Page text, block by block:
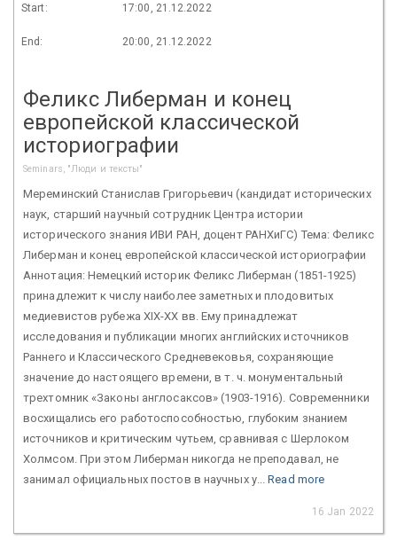
Start: 17:00, 21.12.2022
End: 20:00, 21.12.2022
Феликс Либерман и конец
европейской классической
историографии
Seminars, "Люди и тексты"
Мереминский Станислав Григорьевич (кандидат исторических
наук, старший научный сотрудник Центра истории
исторического знания ИВИ РАН, доцент РАНХиГС) Тема: Феликс
Либерман и конец европейской классической историографии
Аннотация: Немецкий историк Феликс Либерман (1851-1925)
принадлежит к числу наиболее заметных и плодовитых
медиевистов рубежа XIX-XX вв. Ему принадлежат
исследования и публикации многих английских источников
Раннего и Классического Средневековья, сохраняющие
значение до настоящего времени, в т. ч. монументальный
трехтомник «Законы англосаксов» (1903-1916). Современники
восхищались его работоспособностью, глубоким знанием
источников и критическим чутьем, сравнивая с Шерлоком
Холмсом. При этом Либерман никогда не преподавал, не
занимал официальных постов в научных у...Read more
16 Jan 2022